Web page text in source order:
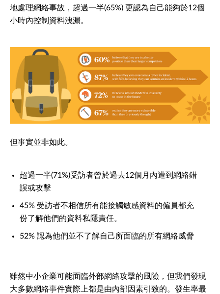
地處理網絡事故，超過一半(65%) 更認為自己能夠於12個
小時內控制資料洩漏。
但事實並非如此。
超過一半(71%)受訪者曾於過去12個月內遭到網絡錯
誤或攻擊
45% 受訪者不相信所有能接觸敏感資料的僱員都充
份了解他們的資料私隱責任。
52% 認為他們並不了解自己所面臨的所有網絡威脅
雖然中小企業可能面臨外部網絡攻擊的風險，但我們發現
大多數網絡事件實際上都是由內部因素引致的。發生率最